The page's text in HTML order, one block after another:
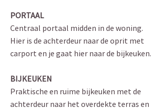
PORTAAL
Centraal portaal midden in de woning.
Hier is de achterdeur naar de oprit met
carport en je gaat hier naar de bijkeuken.
BIJKEUKEN
Praktische en ruime bijkeuken met de
achterdeur naar het overdekte terras en